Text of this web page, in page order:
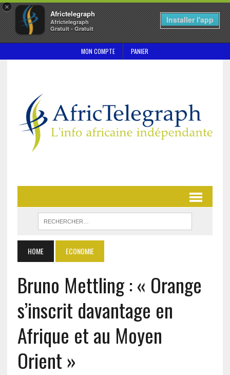
×
Africtelegraph
Africtelegraph
Gratuit - Gratuit
Installer l'app
MON COMPTE PANIER
HOME ECONOMIE
Bruno Mettling : « Orange
s’inscrit davantage en
Afrique et au Moyen
Orient »